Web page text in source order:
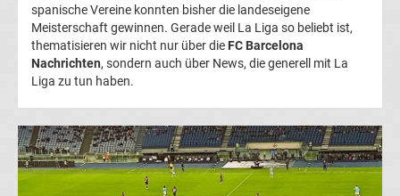
Europa
Conference
League
Premier
spanische Vereine konnten bisher die landeseigene
Meisterschaft gewinnen. Gerade weil La Liga so beliebt ist,
thematisieren wir nicht nur über die FC Barcelona
Nachrichten, sondern auch über News, die generell mit La
Liga zu tun haben.